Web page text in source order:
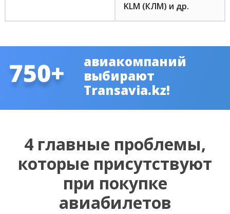
KLM (КЛМ) и др.
авиакомпаний
выбирают
Transavia.kz!
4 главные проблемы,
которые присутствуют
при покупке
авиабилетов